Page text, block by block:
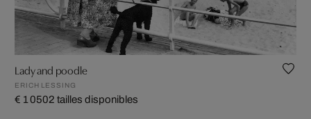
Lady and poodle
ERICH LESSING
€ 1 0502 tailles disponibles